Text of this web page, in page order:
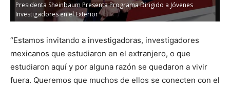
Presidenta Sheinbaum Presenta Programa Dirigido a Jóvenes
Investigadores en el Exterior
“Estamos invitando a investigadoras, investigadores
mexicanos que estudiaron en el extranjero, o que
estudiaron aquí y por alguna razón se quedaron a vivir
fuera. Queremos que muchos de ellos se conecten con el